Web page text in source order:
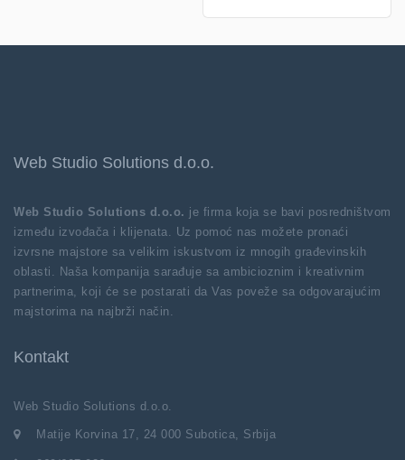
Web Studio Solutions d.o.o.
Web Studio Solutions d.o.o. je firma koja se bavi posredništvom
između izvođača i klijenata. Uz pomoć nas možete pronaći
izvrsne majstore sa velikim iskustvom iz mnogih građevinskih
oblasti. Naša kompanija sarađuje sa ambicioznim i kreativnim
partnerima, koji će se postarati da Vas poveže sa odgovarajućim
majstorima na najbrži način.
Kontakt
Web Studio Solutions d.o.o.
Matije Korvina 17, 24 000 Subotica, Srbija